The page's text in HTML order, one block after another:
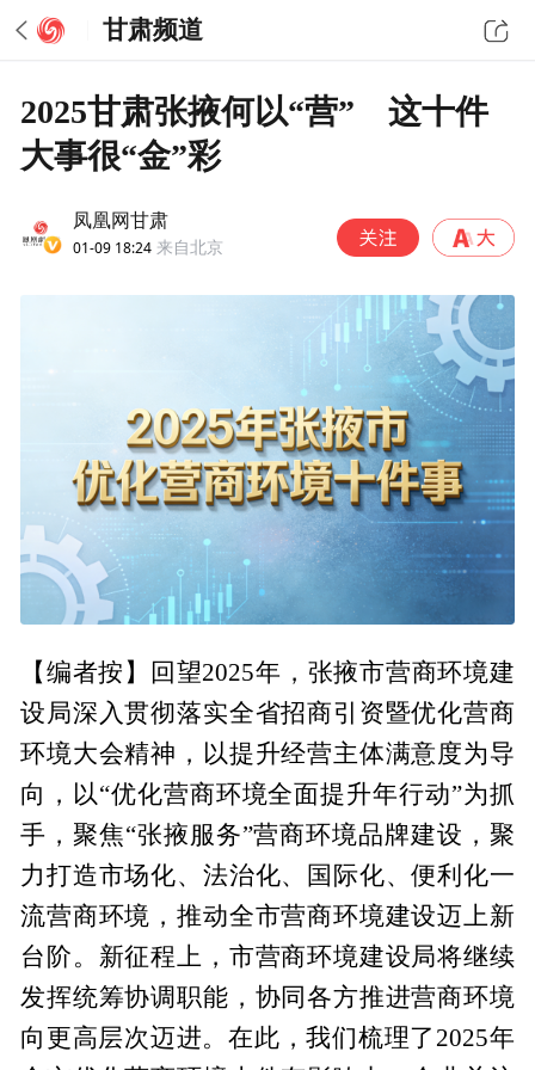
甘肃频道
2025甘肃张掖何以“营” 这十件
大事很“金”彩
凤凰网甘肃
01-09 18:24 来自北京
【编者按】回望2025年，张掖市营商环境建
设局深入贯彻落实全省招商引资暨优化营商
环境大会精神，以提升经营主体满意度为导
向，以“优化营商环境全面提升年行动”为抓
手，聚焦“张掖服务”营商环境品牌建设，聚
力打造市场化、法治化、国际化、便利化一
流营商环境，推动全市营商环境建设迈上新
台阶。新征程上，市营商环境建设局将继续
发挥统筹协调职能，协同各方推进营商环境
向更高层次迈进。在此，我们梳理了2025年